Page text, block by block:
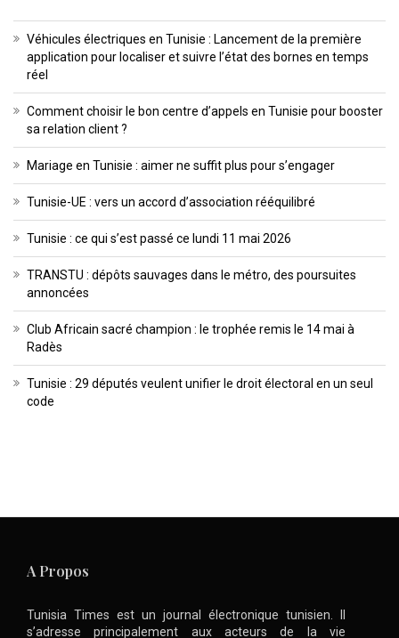
Véhicules électriques en Tunisie : Lancement de la première
application pour localiser et suivre l’état des bornes en temps
réel
Comment choisir le bon centre d’appels en Tunisie pour booster
sa relation client ?
Mariage en Tunisie : aimer ne suffit plus pour s’engager
Tunisie-UE : vers un accord d’association rééquilibré
Tunisie : ce qui s’est passé ce lundi 11 mai 2026
TRANSTU : dépôts sauvages dans le métro, des poursuites
annoncées
Club Africain sacré champion : le trophée remis le 14 mai à
Radès
Tunisie : 29 députés veulent unifier le droit électoral en un seul
code
A Propos
Tunisia Times est un journal électronique tunisien. Il
s’adresse principalement aux acteurs de la vie